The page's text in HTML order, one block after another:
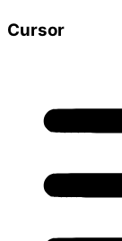
Cursor